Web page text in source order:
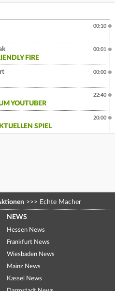
00:10
FIRE
00:01
00:00
YOUTUBER
22:40
SPIEL
20:00
>>> Echte Macher
NEWS
Hessen News
Frankfurt News
Wiesbaden News
Mainz News
Kassel News